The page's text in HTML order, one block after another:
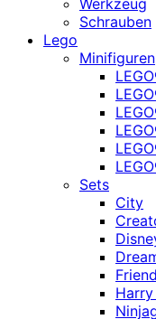
Schrauben
Lego
Minifiguren
Sets
City